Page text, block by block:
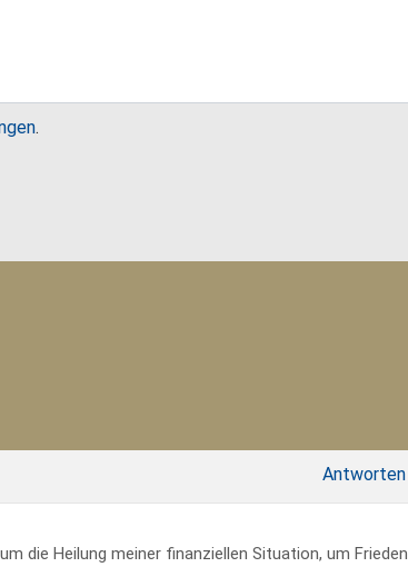
.
Antworten
die Heilung meiner finanziellen Situation, um Frieden